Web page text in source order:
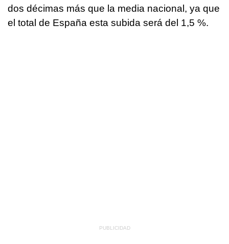
dos décimas más que la media nacional, ya que
el total de España esta subida será del 1,5 %.